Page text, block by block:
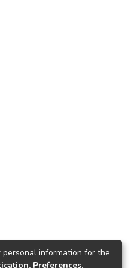
information for the
Preferences,